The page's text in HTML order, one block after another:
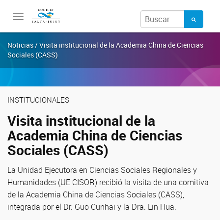
Toggle
Noticias / Visita institucional de la Academia China de Ciencias
Sociales (CASS)
INSTITUCIONALES
Visita institucional de la
Academia China de Ciencias
Sociales (CASS)
La Unidad Ejecutora en Ciencias Sociales Regionales y
Humanidades (UE CISOR) recibió la visita de una comitiva
de la Academia China de Ciencias Sociales (CASS),
integrada por el Dr. Guo Cunhai y la Dra. Lin Hua.